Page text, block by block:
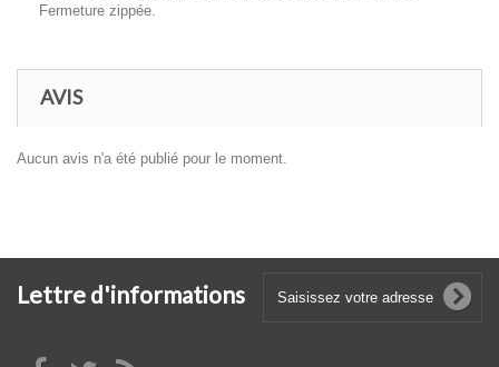
Fermeture zippée.
AVIS
Aucun avis n'a été publié pour le moment.
Lettre d'informations